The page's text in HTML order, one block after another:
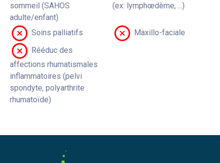
sommeil (SAHOS
adulte/enfant)
(ex: lymphœdème, ...)
Soins palliatifs
Maxillo-faciale
Rééduc des
affections rhumatismales
inflammatoires (pelvi
spondyte, polyarthrite
rhumatoïde)